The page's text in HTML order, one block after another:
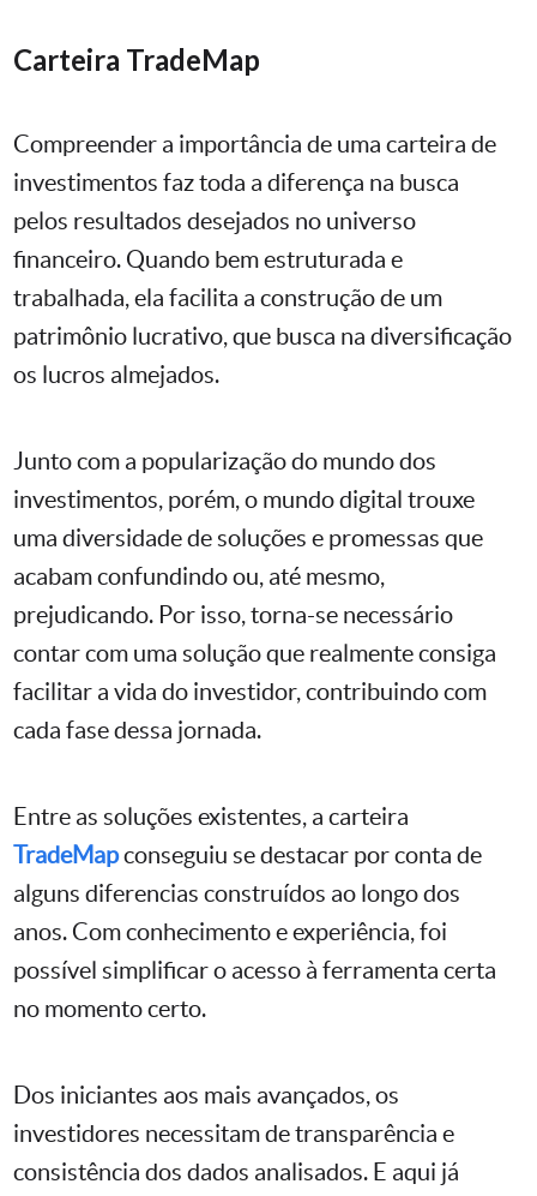
Carteira TradeMap
Compreender a importância de uma carteira de
investimentos faz toda a diferença na busca
pelos resultados desejados no universo
financeiro. Quando bem estruturada e
trabalhada, ela facilita a construção de um
patrimônio lucrativo, que busca na diversificação
os lucros almejados.
Junto com a popularização do mundo dos
investimentos, porém, o mundo digital trouxe
uma diversidade de soluções e promessas que
acabam confundindo ou, até mesmo,
prejudicando. Por isso, torna-se necessário
contar com uma solução que realmente consiga
facilitar a vida do investidor, contribuindo com
cada fase dessa jornada.
Entre as soluções existentes, a carteira
TradeMapconseguiu se destacar por conta de
alguns diferencias construídos ao longo dos
anos. Com conhecimento e experiência, foi
possível simplificar o acesso à ferramenta certa
no momento certo.
Dos iniciantes aos mais avançados, os
investidores necessitam de transparência e
consistência dos dados analisados. E aqui já